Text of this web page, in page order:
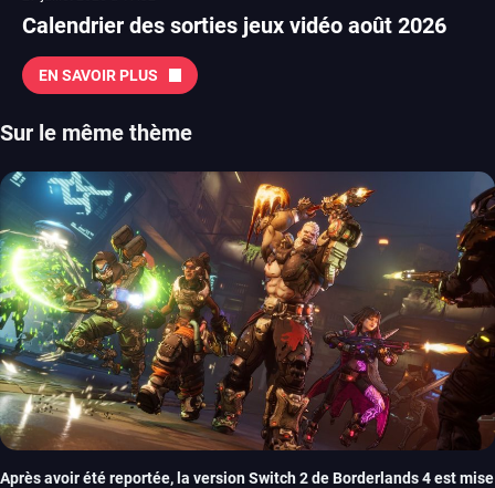
Calendrier des sorties jeux vidéo août 2026
EN SAVOIR PLUS
Sur le même thème
Après avoir été reportée, la version Switch 2 de Borderlands 4 est mise